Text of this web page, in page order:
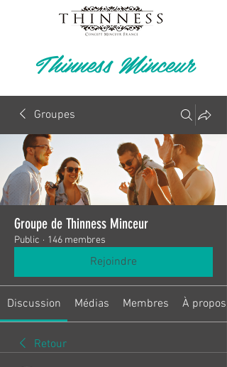
Thinness Minceur
Groupes
Groupe de Thinness Minceur
Public · 146 membres
Rejoindre
Discussion Médias Membres À propos
Retour